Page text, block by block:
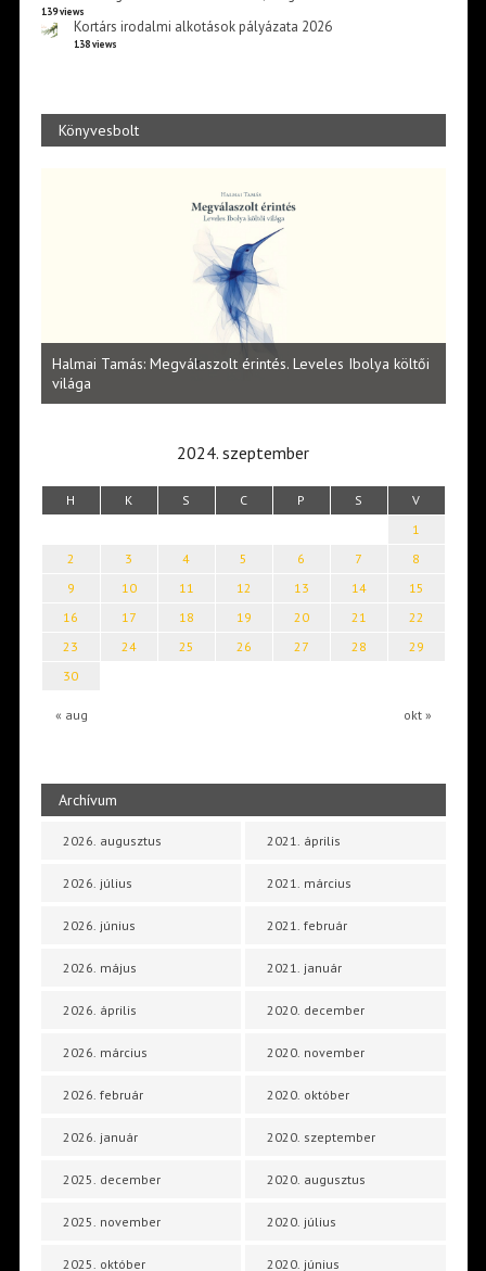
139 views
Kortárs irodalmi alkotások pályázata 2026
138 views
Könyvesbolt
Halmai Tamás: Megválaszolt érintés. Leveles Ibolya költői
világa
2024. szeptember
H K S C P S V
« aug okt »
1
2
3 4 5 6 7
8
9
10 11 12 13 14
15
16
17 18 19 20 21
22
23
24 25 26 27 28
29
30
Archívum
2026. augusztus
2026. július
2026. június
2026. május
2026. április
2026. március
2026. február
2026. január
2025. december
2025. november
2025. október
2021. április
2021. március
2021. február
2021. január
2020. december
2020. november
2020. október
2020. szeptember
2020. augusztus
2020. július
2020. június